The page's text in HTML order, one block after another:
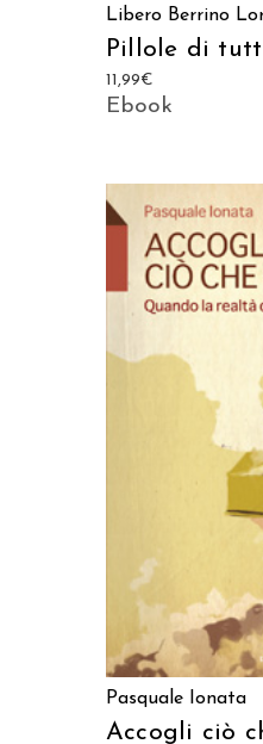
Libero Berrino
Pillole di
11,99€
Ebook
AGGIUNGI
Pasquale Ionata
Accogli ciò